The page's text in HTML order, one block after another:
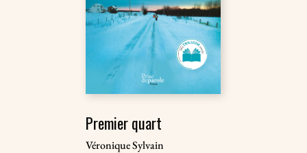
Premier quart
Véronique Sylvain